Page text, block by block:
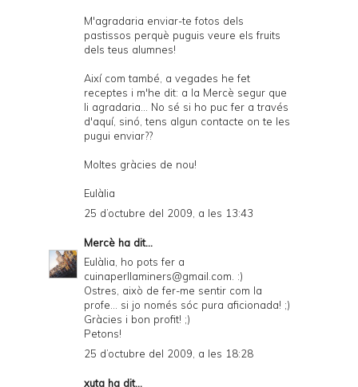
M'agradaria enviar-te fotos dels
pastissos perquè puguis veure els fruits
dels teus alumnes!
Així com també, a vegades he fet
receptes i m'he dit: a la Mercè segur que
li agradaria... No sé si ho puc fer a través
d'aquí, sinó, tens algun contacte on te les
pugui enviar??
Moltes gràcies de nou!
Eulàlia
25 d’octubre del 2009, a les 13:43
Mercè ha dit...
Eulàlia, ho pots fer a
cuinaperllaminers@gmail.com. :)
Ostres, això de fer-me sentir com la
profe... si jo només sóc pura aficionada! ;)
Gràcies i bon profit! ;)
Petons!
25 d’octubre del 2009, a les 18:28
xuta ha dit...